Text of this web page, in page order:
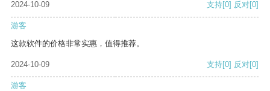
2024-10-09
支持[0] 反对[0]
游客
这款软件的价格非常实惠，值得推荐。
2024-10-09 支持[0] 反对[0]
游客